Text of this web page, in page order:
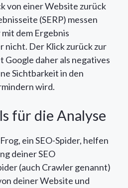
von einer Website zurück
(SERP) messen
dem Ergebnis
nicht. Der Klick zurück zur
Google daher als negatives
Sichtbarkeit in den
wird.
für die Analyse
ein SEO-Spider, helfen
deiner SEO
(auch Crawler genannt)
deiner Website und